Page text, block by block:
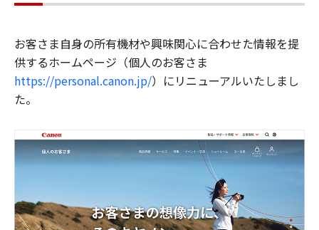
お客さま自身の所有機材や興味関心に合わせた情報を提
供するホームページ（個人のお客さま
https://personal.canon.jp/）にリニューアルいたしまし
た。